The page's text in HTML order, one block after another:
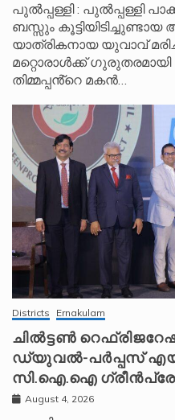
പുൽപ്പള്ളി : പുൽപ്പള്ളി
ബസ്സും
യാത്രികനായ യുവാവ്
മറ്റൊരാൾക്ക് ഗുരുതരമായി
തിമ്മപ്പൻ്റെ മകൻ…
Districts Ernakulam
ചിൽട്ടൺ
ഡ്യുവൽ-പർപ്പസ്
സി.ഐ.ഐ
August 4, 2026